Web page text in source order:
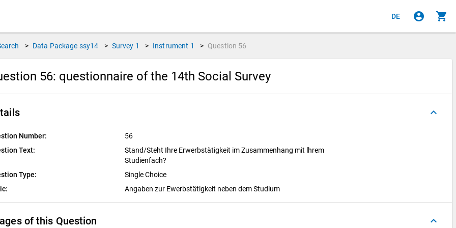
DE account_circle shopping_cart
> Data Package ssy14 > Survey 1 > Instrument 1 > Question 56
56: questionnaire of the 14th Social Survey
keyboard_arrow_up
Number:
56
Text:
Stand/Steht Ihre Erwerbstätigkeit im Zusammenhang mit lhrem
Studienfach?
Type:
Single Choice
Angaben zur Ewerbstätigkeit neben dem Studium
of this Question keyboard_arrow_up